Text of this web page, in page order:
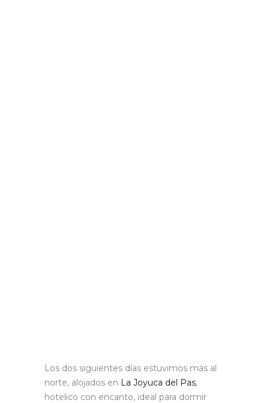
Los dos siguientes días estuvimos más al
norte, alojados en La Joyuca del Pas,
hotelico con encanto, ideal para dormir